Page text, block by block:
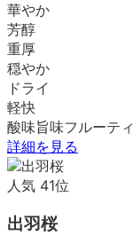
華やか
芳醇
重厚
穏やか
ドライ
軽快
酸味旨味フルーティ
詳細を見る
人気 41位
出羽桜